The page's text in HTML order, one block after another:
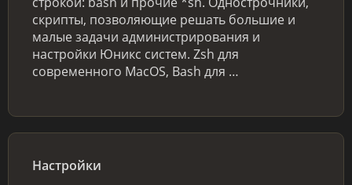
скрипты, позволяющие решать большие и
малые задачи администрирования и
настройки Юникс систем. Zsh для
современного MacOS, Bash для …
Настройки